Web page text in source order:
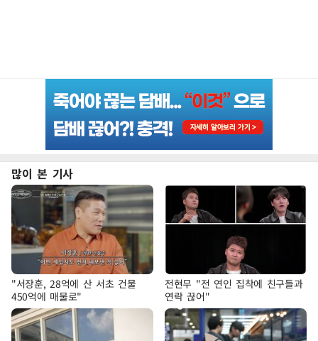
많이 본 기사
"서장훈, 28억에 산 서초 건물
450억에 매물로"
전현무 "전 연인 집착에 친구들과
연락 끊어"